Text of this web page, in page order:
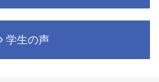
学生の声